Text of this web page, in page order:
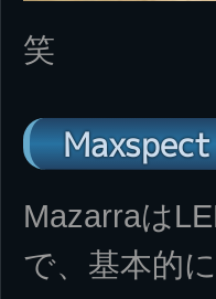
笑
Maxspect
Mazarraは
で、基本的に